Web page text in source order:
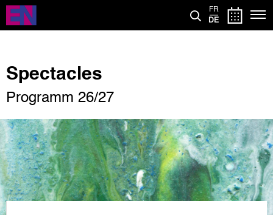
Direkt
zum
Inhalt
FR
DE
Spectacles
Programm 26/27